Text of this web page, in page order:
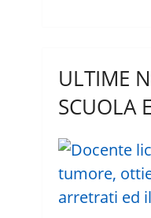
ULTIME
SCUOLA